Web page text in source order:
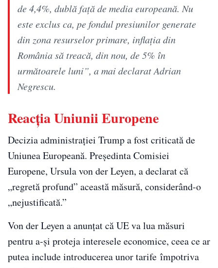
de 4,4%, dublă faţă de media europeană. Nu
este exclus ca, pe fondul presiunilor generate
din zona resurselor primare, inflaţia din
România să treacă, din nou, de 5% în
următoarele luni”, a mai declarat Adrian
Negrescu.
Reacția Uniunii Europene
Decizia administrației Trump a fost criticată de
Uniunea Europeană. Președinta Comisiei
Europene, Ursula von der Leyen, a declarat că
„regretă profund” această măsură, considerând-o
„nejustificată.”
Von der Leyen a anunțat că UE va lua măsuri
pentru a-și proteja interesele economice, ceea ce ar
putea include introducerea unor tarife împotriva